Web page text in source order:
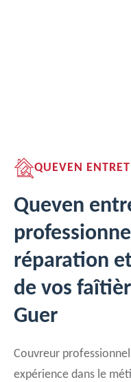
QUEVEN
Queven
réparation
de vos
Guer
Couvreur
expérience dans le